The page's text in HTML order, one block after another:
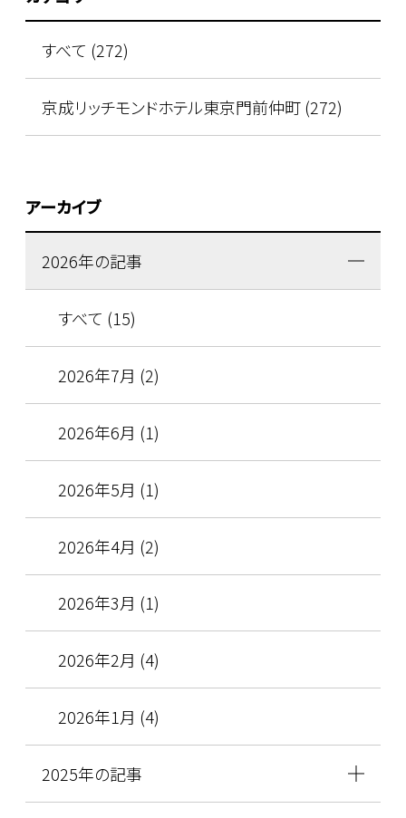
すべて (272)
京成リッチモンドホテル東京門前仲町 (272)
アーカイブ
2026年の記事
すべて (15)
2026年7月 (2)
2026年6月 (1)
2026年5月 (1)
2026年4月 (2)
2026年3月 (1)
2026年2月 (4)
2026年1月 (4)
2025年の記事